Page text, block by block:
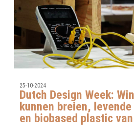
25-10-2024
Dutch Design Week:
kunnen breien,
en biobased plastic